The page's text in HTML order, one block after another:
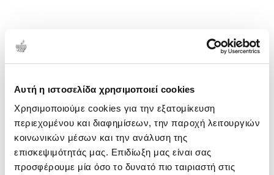
Αυτή η ιστοσελίδα χρησιμοποιεί cookies
Χρησιμοποιούμε cookies για την εξατομίκευση
περιεχομένου και διαφημίσεων, την παροχή λειτουργιών
κοινωνικών μέσων και την ανάλυση της
επισκεψιμότητάς μας. Επιδίωξη μας είναι σας
προσφέρουμε μία όσο το δυνατό πιο ταιριαστή στις